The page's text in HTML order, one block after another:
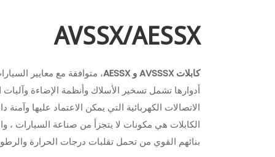
AVSSX/AESSX
كابلات AVSSSX و AESSX
، متوافقة مع معايير
أدوارها تشمل تسخير الأسلاك وأنظمة الإضاءة
الاتصالات الكهربائية التي يمكن الاعتماد عليها
الكابلات هي مكونات لا يتجزأ من صناعة السيارات ،
بنائهم القوي من تحمل تقلبات درجات الحرارة